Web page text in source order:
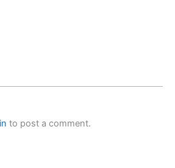
to post a comment.